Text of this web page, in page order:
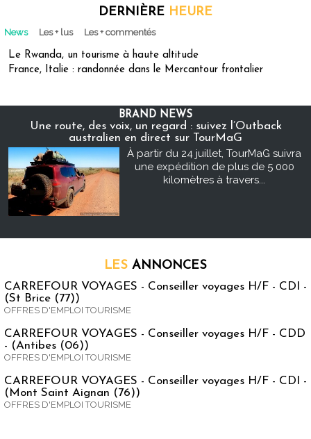
DERNIÈRE HEURE
News Les + lus Les + commentés
Le Rwanda, un tourisme à haute altitude
France, Italie : randonnée dans le Mercantour frontalier
BRAND NEWS
Une route, des voix, un regard : suivez l’Outback
australien en direct sur TourMaG
À partir du 24 juillet, TourMaG suivra
une expédition de plus de 5 000
kilomètres à travers...
LES ANNONCES
CARREFOUR VOYAGES - Conseiller voyages H/F - CDI -
(St Brice (77))
OFFRES D'EMPLOI TOURISME
CARREFOUR VOYAGES - Conseiller voyages H/F - CDD
- (Antibes (06))
OFFRES D'EMPLOI TOURISME
CARREFOUR VOYAGES - Conseiller voyages H/F - CDI -
(Mont Saint Aignan (76))
OFFRES D'EMPLOI TOURISME